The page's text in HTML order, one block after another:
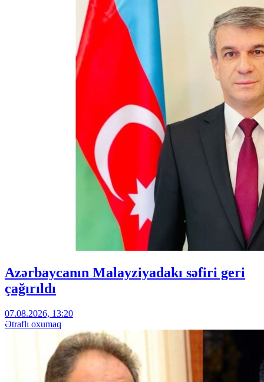
Azərbaycanın Malayziyadakı səfiri geri
çağırıldı
07.08.2026, 13:20
Ətraflı oxumaq